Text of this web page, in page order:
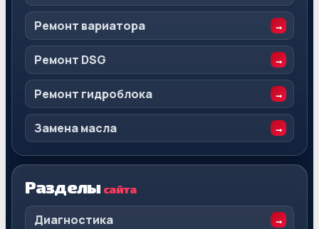
Ремонт вариатора
Ремонт DSG
Ремонт гидроблока
Замена масла
Разделы сайта
Диагностика